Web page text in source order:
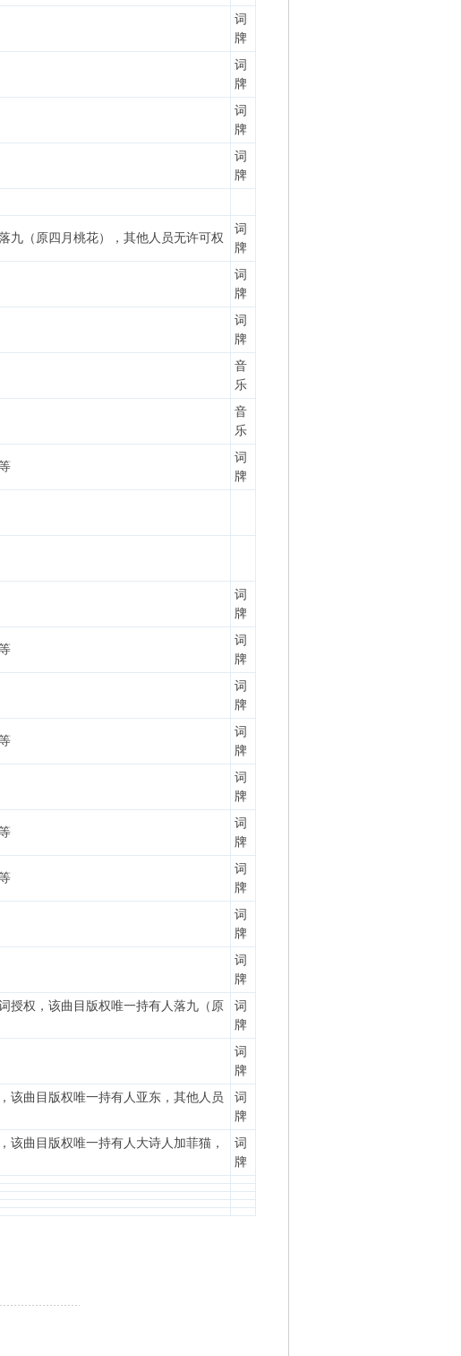
词
牌
词
牌
词
牌
词
牌
九（原四月桃花），其他人员无许可权
词
牌
词
牌
词
牌
音
乐
音
乐
词
牌
词
牌
词
牌
词
牌
词
牌
词
牌
词
牌
词
牌
词
牌
词
牌
授权，该曲目版权唯一持有人落九（原
词
牌
词
牌
该曲目版权唯一持有人亚东，其他人员
词
牌
该曲目版权唯一持有人大诗人加菲猫，
词
牌